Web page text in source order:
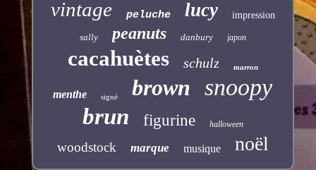
vintage peluche lucy impression
sally peanuts danbury japon
cacahuètes schulz marron
menthe signé brown snoopy
brun figurine halloween
woodstock marque musique noël